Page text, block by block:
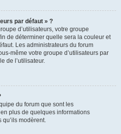
par défaut » ?
d’utilisateurs, votre groupe
de déterminer quelle sera la couleur et
Les administrateurs du forum
même votre groupe d’utilisateurs par
de l’utilisateur.
du forum que sont les
plus de quelques informations
modèrent.